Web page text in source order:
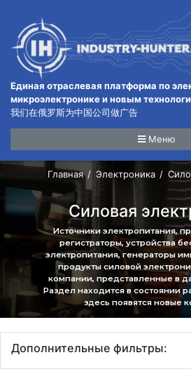
Единая отраслевая платформа по
микроэлектронике и новым
我们在俄罗斯为中国公司做广告
Меню
Главная Электроника
Силовая
Источники электропитания,
регистраторы, устройства
электропитания, генераторы
продукты силовой
компании, представленные в
Раздел находится в состоянии
здесь появятся новые
Дополнительные фильтры: